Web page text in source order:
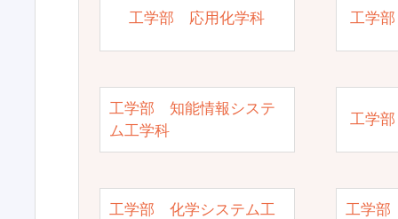
工学部 応用化学科 工学
工学部 知能情報システ
ム工学科
工学
工学部 化学システム工
工学部